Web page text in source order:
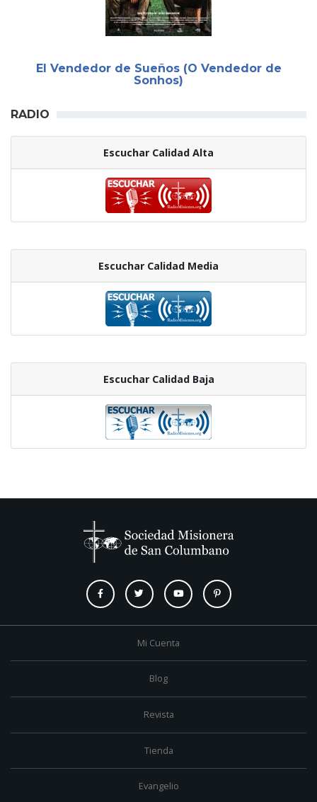
El Vendedor de Sueños (O Vendedor de
Sonhos)
RADIO
Escuchar Calidad Alta
Escuchar Calidad Media
Escuchar Calidad Baja
Mi Cuenta
Blog
Revista
Tienda
Evangelio